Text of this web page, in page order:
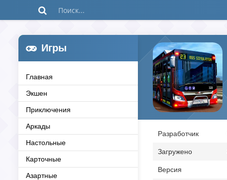
Игры
Главная
Экшен
Приключения
Аркады
Настольные
Карточные
Азартные
Разработчик
Загружено
Версия